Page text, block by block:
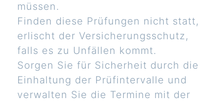
müssen.
Finden diese Prüfungen nicht statt,
erlischt der Versicherungsschutz,
falls es zu Unfällen kommt.
Sorgen Sie für Sicherheit durch die
Einhaltung der Prüfintervalle und
verwalten Sie die Termine mit der